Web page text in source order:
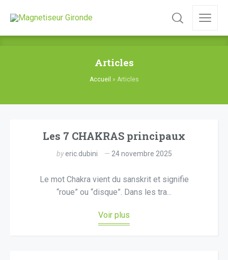
Articles
Accueil » Articles
Les 7 CHAKRAS principaux
byeric.dubini 24 novembre 2025
Le mot Chakra vient du sanskrit et signifie
“roue” ou “disque”. Dans les tra...
Voir plus